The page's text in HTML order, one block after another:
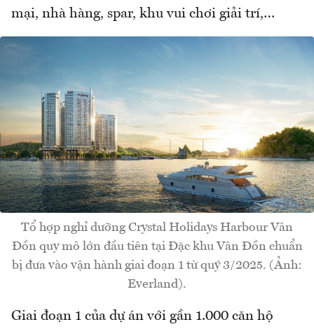
mại, nhà hàng, spar, khu vui chơi giải trí,…
Tổ hợp nghỉ dưỡng Crystal Holidays Harbour Vân
Đồn quy mô lớn đầu tiên tại Đặc khu Vân Đồn chuẩn
bị đưa vào vận hành giai đoạn 1 từ quý 3/2025. (Ảnh:
Everland).
Giai đoạn 1 của dự án với gần 1.000 căn hộ